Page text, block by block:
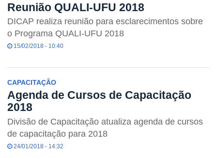
Reunião QUALI-UFU 2018
DICAP realiza reunião para esclarecimentos sobre
o Programa QUALI-UFU 2018
15/02/2018 - 10:40
CAPACITAÇÃO
Agenda de Cursos de Capacitação
2018
Divisão de Capacitação atualiza agenda de cursos
de capacitação para 2018
24/01/2018 - 14:32